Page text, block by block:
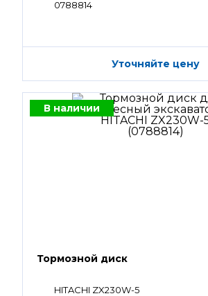
0788814
Уточняйте цену
В наличии
Тормозной диск
HITACHI ZX230W-5